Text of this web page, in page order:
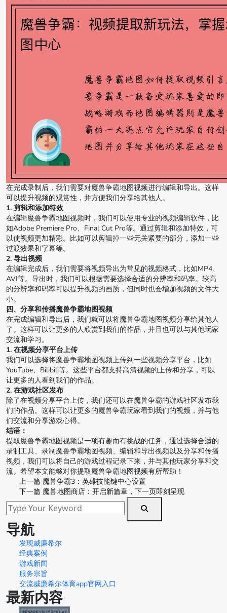
在完成录制后，我们需要对魔兽争霸地图视频进行编辑和导出。这样
可以提升视频的观赏性，并方便我们分享给其他人。
1. 剪辑和添加特效
在编辑魔兽争霸地图视频时，我们可以使用专业的视频编辑软件，比
如Adobe Premiere Pro、Final Cut Pro等。通过剪辑和添加特效，可
以使视频更加精彩。比如可以剪辑掉一些无关紧要的部分，添加一些
过渡效果和字幕等。
2. 导出视频
在编辑完成后，我们需要将视频导出为常见的视频格式，比如MP4、
AVI等。导出时，我们可以根据需要选择合适的分辨率和码率。较高
的分辨率和码率可以提升视频的画质，但同时也会增加视频的文件大
小。
四、分享和传播魔兽争霸地图视频
在完成编辑和导出后，我们就可以将魔兽争霸地图视频分享给其他人
了。这样可以让更多的人欣赏到我们的作品，并且也可以与其他玩家
交流和学习。
1. 在视频分享平台上传
我们可以选择将魔兽争霸地图视频上传到一些视频分享平台，比如
YouTube、Bilibili等。这些平台都支持高清视频的上传和分享，可以
让更多的人看到我们的作品。
2. 在游戏社区发布
除了在视频分享平台上传，我们还可以在魔兽争霸的游戏社区发布我
们的作品。这样可以让更多的魔兽争霸玩家看到我们的视频，并与他
们交流和分享游戏心得。
结语：
提取魔兽争霸地图视频是一项有趣而有挑战的任务，通过选择合适的
录制工具、录制魔兽争霸地图视频、编辑和导出视频以及分享和传播
视频，我们可以将自己的游戏过程记录下来，并与其他玩家分享和交
流。希望本文能够对你提取魔兽争霸地图视频有所帮助！
上一篇 魔兽争霸3：英雄技能键中心设置
下一篇 魔兽地图商店：开启新篇章，下一页即刻呈现
导航
发现威廉希尔
经典案例
游戏新闻
服务宗旨
交流威廉希尔体育app官网入口
最新内容